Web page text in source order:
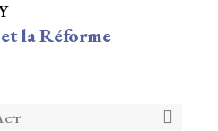
la Réforme